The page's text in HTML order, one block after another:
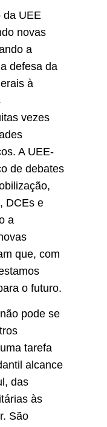
da UEE
novas
a
defesa da
à
vezes
A UEE-
de debates
DCEs e
a
que, com
o futuro.
pode se
tarefa
alcance
das
às
São